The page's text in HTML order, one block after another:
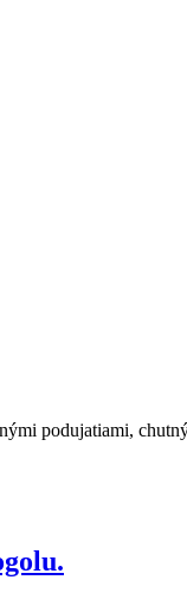
podujatiami,